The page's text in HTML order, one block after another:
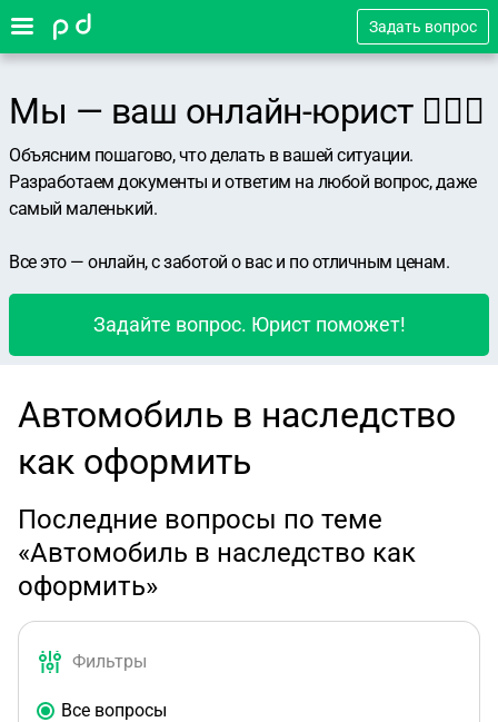
Задать вопрос
Мы — ваш онлайн-юрист 👨🏻‍⚖️
Объясним пошагово, что делать в вашей ситуации.
Разработаем документы и ответим на любой вопрос, даже
самый маленький.
Все это — онлайн, с заботой о вас и по отличным ценам.
Задайте вопрос. Юрист поможет!
Автомобиль в наследство
как оформить
Последние вопросы по теме
«Автомобиль в наследство как
оформить»
Фильтры
Все вопросы